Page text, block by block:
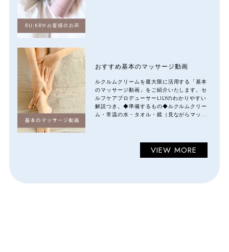
おすすめ基本のマッサージ動画
ルクルムクリームを最大限に活用する「基本
のマッサージ動画」をご紹介いたします。セ
ルフケアプロデューサーLILYのわかりやすい
解説つき。◆準備するもの◆ルクルムクリー
ム・常温の水・タオル・鏡（見ながらマッ...
VIEW MORE